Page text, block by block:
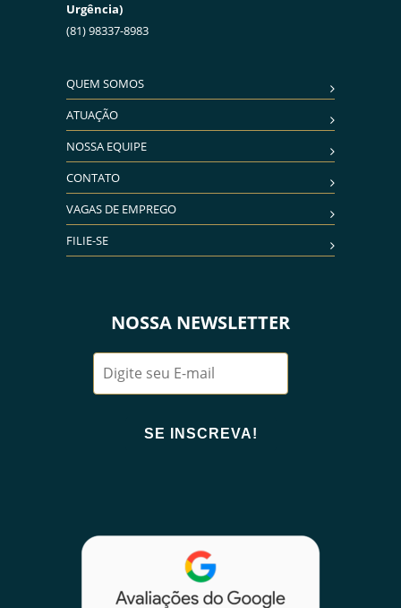
Urgência)
(81) 98337-8983
QUEM SOMOS
ATUAÇÃO
NOSSA EQUIPE
CONTATO
VAGAS DE EMPREGO
FILIE-SE
NOSSA NEWSLETTER